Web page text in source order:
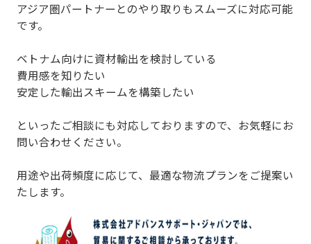
アジア圏パートナーとのやり取りもスムーズに対応可能
です。
ベトナム向けに資材輸出を検討している
費用感を知りたい
安定した輸出スキームを構築したい
といったご相談にも対応しておりますので、お気軽にお
問い合わせください。
用途や出荷頻度に応じて、最適な物流プランをご提案い
たします。